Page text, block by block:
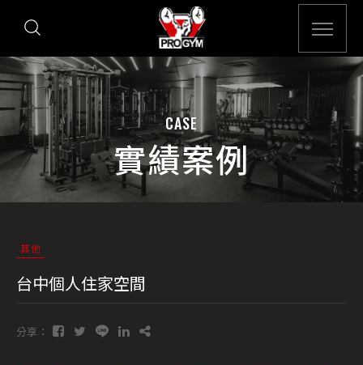
CASE
實績案例
其他
台中個人住家空間
分享：